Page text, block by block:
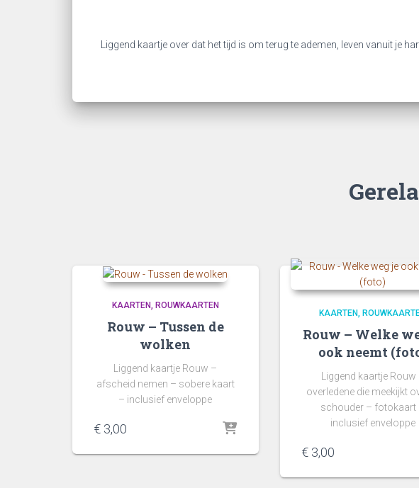
Liggend kaartje over dat het tijd is om terug te ademen, leven vanuit je
KAARTEN ROUWKAARTEN
Rouw – Tussen de
wolken
Liggend kaartje Rouw –
afscheid nemen – sobere kaart
– inclusief enveloppe
€ 3,00
KAARTEN
Rouw – Welke
ook neemt
Liggend kaartje Rouw
overledene die meekijkt
schouder – fotokaart
inclusief enveloppe
€3,00